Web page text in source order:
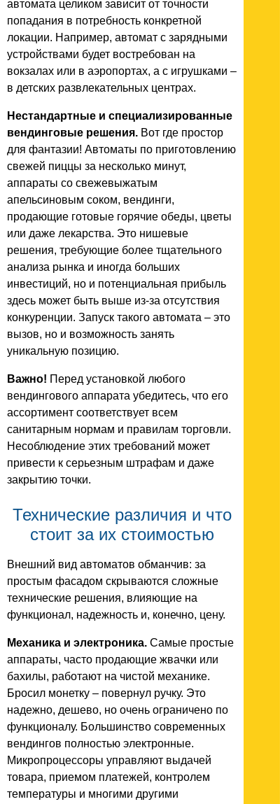
автомата целиком зависит от точности
попадания в потребность конкретной
локации. Например, автомат с зарядными
устройствами будет востребован на
вокзалах или в аэропортах, а с игрушками –
в детских развлекательных центрах.
Нестандартные и специализированные
вендинговые решения. Вот где простор
для фантазии! Автоматы по приготовлению
свежей пиццы за несколько минут,
аппараты со свежевыжатым
апельсиновым соком, вендинги,
продающие готовые горячие обеды, цветы
или даже лекарства. Это нишевые
решения, требующие более тщательного
анализа рынка и иногда больших
инвестиций, но и потенциальная прибыль
здесь может быть выше из-за отсутствия
конкуренции. Запуск такого автомата – это
вызов, но и возможность занять
уникальную позицию.
Важно! Перед установкой любого
вендингового аппарата убедитесь, что его
ассортимент соответствует всем
санитарным нормам и правилам торговли.
Несоблюдение этих требований может
привести к серьезным штрафам и даже
закрытию точки.
Технические различия и что
стоит за их стоимостью
Внешний вид автоматов обманчив: за
простым фасадом скрываются сложные
технические решения, влияющие на
функционал, надежность и, конечно, цену.
Механика и электроника. Самые простые
аппараты, часто продающие жвачки или
бахилы, работают на чистой механике.
Бросил монетку – повернул ручку. Это
надежно, дешево, но очень ограничено по
функционалу. Большинство современных
вендингов полностью электронные.
Микропроцессоры управляют выдачей
товара, приемом платежей, контролем
температуры и многими другими